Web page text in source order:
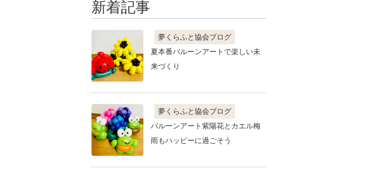
新着記事
夢くらふと協会ブログ
夏本番バルーンアートで楽しい未
来づくり
夢くらふと協会ブログ
バルーンアート紫陽花とカエル梅
雨もハッピーに過ごそう